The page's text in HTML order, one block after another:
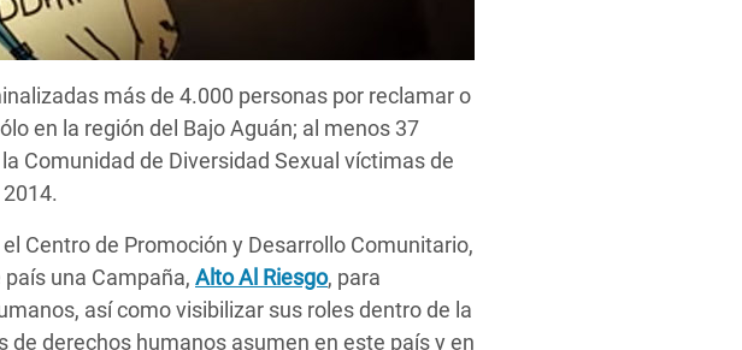
más de 4.000 personas por reclamar o
en la región del Bajo Aguán; al menos 37
Comunidad de Diversidad Sexual víctimas de
Centro de Promoción y Desarrollo Comunitario,
una Campaña, Alto Al Riesgo, para
así como visibilizar sus roles dentro de la
derechos humanos asumen en este país y en